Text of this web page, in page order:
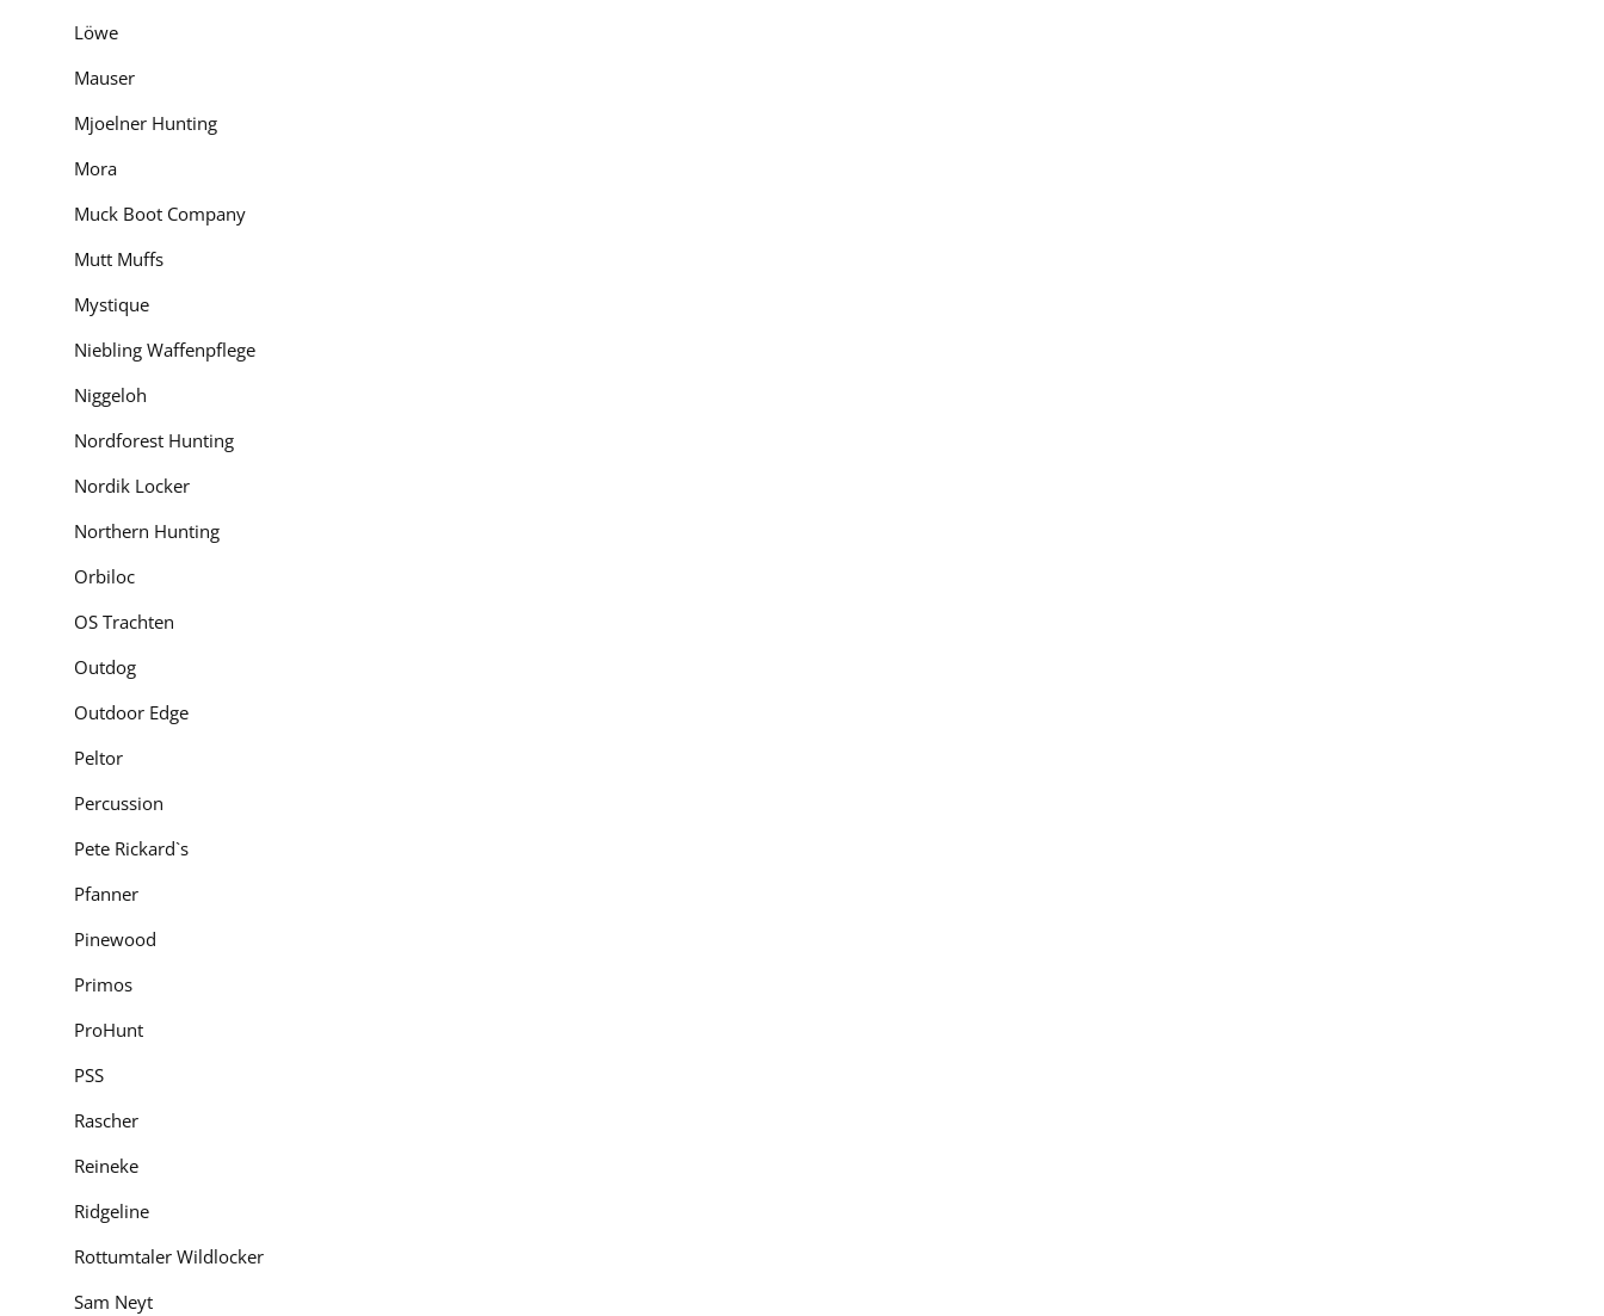
Löwe
Mauser
Mjoelner Hunting
Mora
Muck Boot Company
Mutt Muffs
Mystique
Niebling Waffenpflege
Niggeloh
Nordforest Hunting
Nordik Locker
Northern Hunting
Orbiloc
OS Trachten
Outdog
Outdoor Edge
Peltor
Percussion
Pete Rickard`s
Pfanner
Pinewood
Primos
ProHunt
PSS
Rascher
Reineke
Ridgeline
Rottumtaler Wildlocker
Sam Neyt